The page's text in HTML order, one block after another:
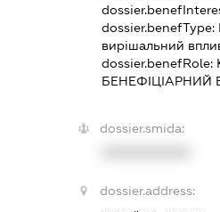
dossier.benefType:
вирішальний
dossier.benefRole:
БЕНЕФІЦІАРНИЙ
dossier.smida:
dossier.address: